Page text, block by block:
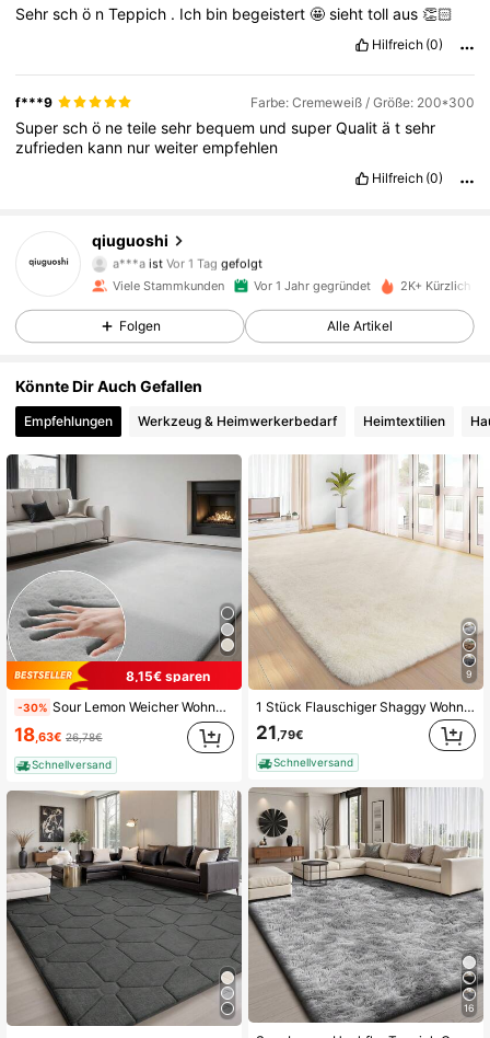
Sehrschö nTeppich . Ich bin begeistert🤩siehttollaus👏🏻
Hilfreich (0)
f***9 Farbe: Cremeweiß / Größe: 200*300
Superschö neteilesehr bequem undsuperQualitätsehr
zufrieden kann nurweiterempfehlen
Hilfreich (0)
qiuguoshi
4,87 170 Follower
a***aistVor 1 Tag
4,87
170 Follower
4,87 170 Follower
4,87 170 Follower
170 Follower
4,87 170 Follower
4,87
4,87 170 Follower
4,87 170 Follower
Viele Stammkunden Vor 1 Jahr gegründet 2K+ Kürzlich
Folgen Alle Artikel
Könnte Dir Auch Gefallen
Empfehlungen Werkzeug & Heimwerkerbedarf Heimtextilien
8,15€ sparen
-30% Sour Lemon Weicher Wohnzimmerteppich 200x300cm, glatter Kurzflor Teppich, rutschfeste Unterseite, moderner luxuriöser Dekorteppich für Schlafzimmer, Wohnzimmer und Bücherzimmer
18,63€ 26,78€
Schnellversand
9
1 Stück Flauschiger Shaggy Wohnzimmer Teppich,Tie-Dye ultra weicher Schlafzimmer Bodenteppich, rutschfeste Indoor-Matte, Wohnkultur für Kinderzimmer
21 ,79€
Schnellversand
16